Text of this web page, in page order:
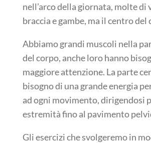
nell’arco della giornata, molte di
braccia e gambe, ma il centro del
Abbiamo grandi muscoli nella
del corpo, anche loro hanno
maggiore attenzione. La parte
bisogno di una grande energia
ad ogni movimento, dirigendosi
estremità fino al pavimento
Gli esercizi che svolgeremo in